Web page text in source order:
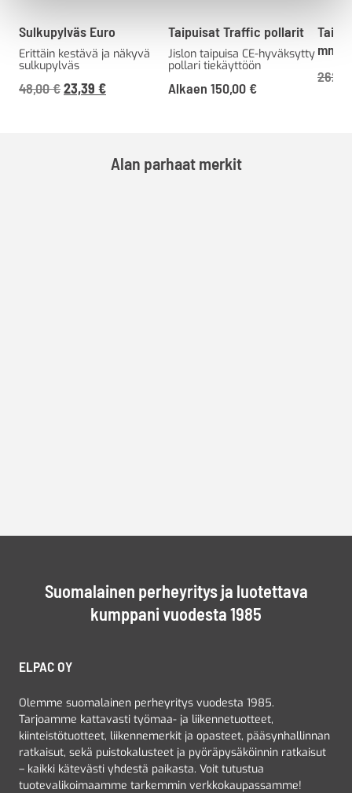
Sulkupylväs Euro
Erittäin kestävä ja näkyvä
sulkupylväs
48,00€Alkuperäinen
23,39 €Nykyinen
Taipuisat Traffic pollarit
Jislon taipuisa CE-hyväksytty
pollari tiekäyttöön
Alkaen 150,00 €
mm
Alan parhaat merkit
Suomalainen perheyritys ja luotettava
kumppani vuodesta 1985
ELPAC OY
Olemme suomalainen perheyritys vuodesta 1985.
Tarjoamme kattavasti työmaa- ja liikennetuotteet,
kiinteistötuotteet, liikennemerkit ja opasteet, pääsynhallinnan
ratkaisut, sekä puistokalusteet ja pyöräpysäköinnin ratkaisut
– kaikki kätevästi yhdestä paikasta. Voit tutustua
tuotevalikoimaamme tarkemmin verkkokaupassamme!